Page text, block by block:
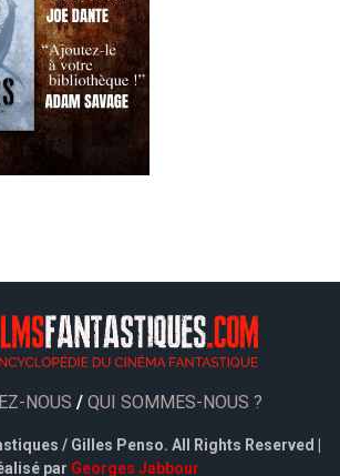
NOUS / QUI SOMMES-NOUS ?
/ Gilles Penso. All Rights Reserved |
par Georges Jabbour